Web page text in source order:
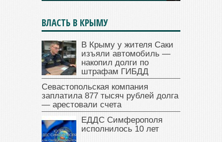
ВЛАСТЬ В КРЫМУ
В Крыму у жителя Саки
изъяли автомобиль —
накопил долги по
штрафам ГИБДД
Севастопольская компания
заплатила 877 тысяч рублей долга
— арестовали счета
ЕДДС Симферополя
исполнилось 10 лет